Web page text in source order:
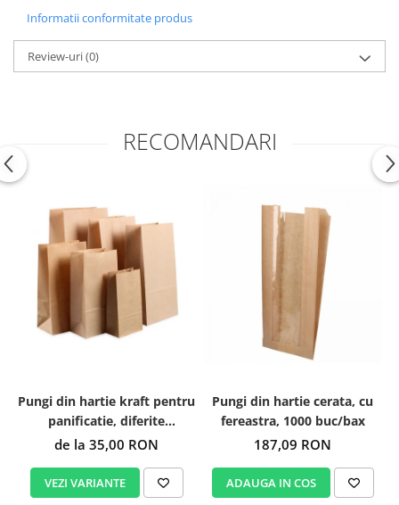
Informatii conformitate produs
Review-uri(0)
RECOMANDARI
Pungi din hartie kraft pentru
panificatie, diferite
dimensiuni
de la 35,00 RON
VEZI VARIANTE
Pungi din hartie cerata, cu
fereastra, 1000 buc/bax
187,09 RON
ADAUGA IN COS